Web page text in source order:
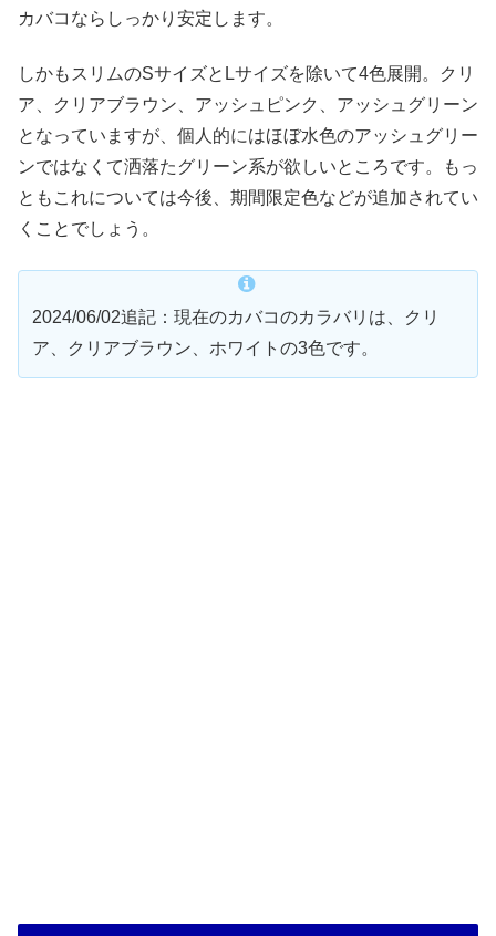
カバコならしっかり安定します。
しかもスリムのSサイズとLサイズを除いて4色展開。クリ
ア、クリアブラウン、アッシュピンク、アッシュグリーン
となっていますが、個人的にはほぼ水色のアッシュグリー
ンではなくて洒落たグリーン系が欲しいところです。もっ
ともこれについては今後、期間限定色などが追加されてい
くことでしょう。
2024/06/02追記：現在のカバコのカラバリは、クリ
ア、クリアブラウン、ホワイトの3色です。